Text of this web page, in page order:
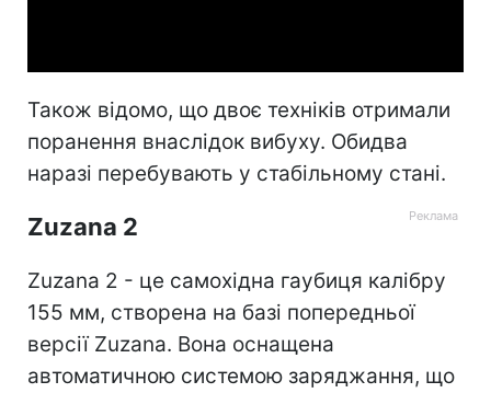
Також відомо, що двоє техніків отримали
поранення внаслідок вибуху. Обидва
наразі перебувають у стабільному стані.
Zuzana 2
Zuzana 2 - це самохідна гаубиця калібру
155 мм, створена на базі попередньої
версії Zuzana. Вона оснащена
автоматичною системою заряджання, що